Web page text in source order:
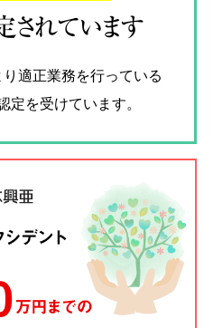
されています
り適正業務を行っている
を受けています。